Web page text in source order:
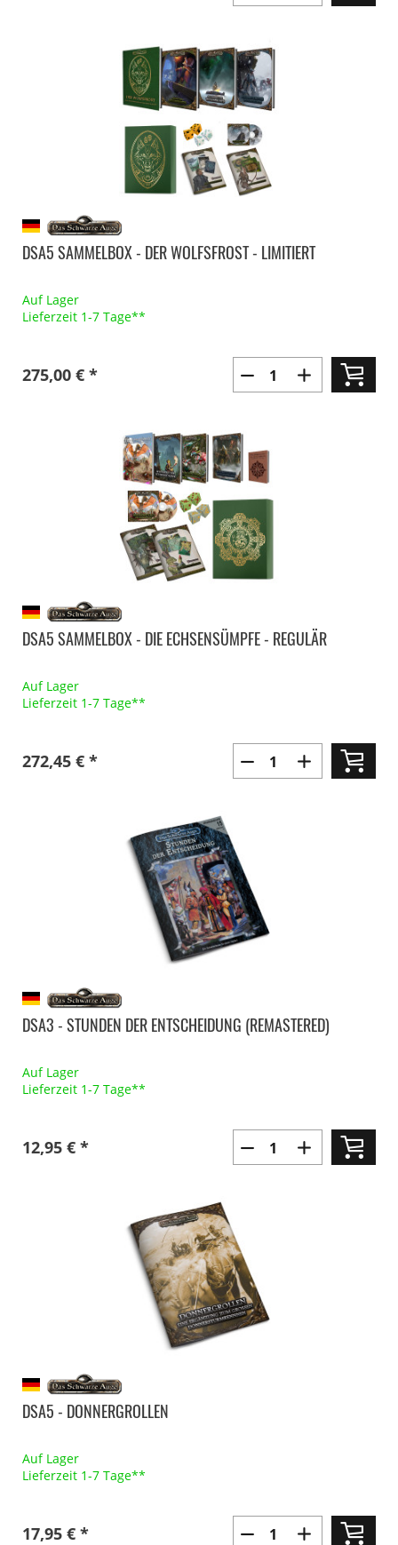
DSA5 SAMMELBOX - DER WOLFSFROST - LIMITIERT
Auf Lager
Lieferzeit 1-7 Tage**
275,00 € *
DSA5 SAMMELBOX - DIE ECHSENSÜMPFE - REGULÄR
Auf Lager
Lieferzeit 1-7 Tage**
272,45 € *
DSA3 - STUNDEN DER ENTSCHEIDUNG (REMASTERED)
Auf Lager
Lieferzeit 1-7 Tage**
12,95 € *
DSA5 - DONNERGROLLEN
Auf Lager
Lieferzeit 1-7 Tage**
17,95 € *